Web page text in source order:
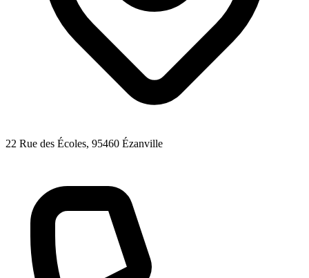
22 Rue des Écoles, 95460 Ézanville